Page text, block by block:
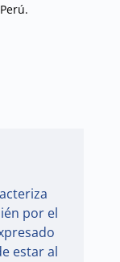
por el
estar al